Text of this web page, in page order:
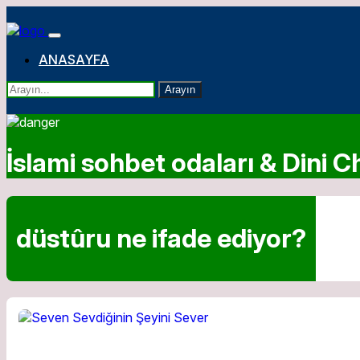
ANASAYFA
Arayın
İslami sohbet odaları & Dini
düstûru ne ifade ediyor?